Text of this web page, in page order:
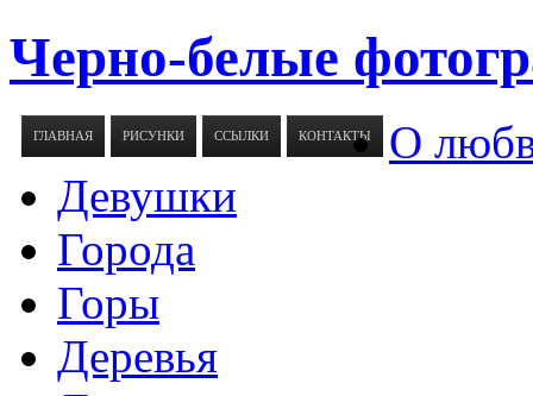
Черно-белые
ГЛАВНАЯ РИСУНКИ ССЫЛКИ КОНТАКТЫ
О
Девушки
Города
Горы
Деревья